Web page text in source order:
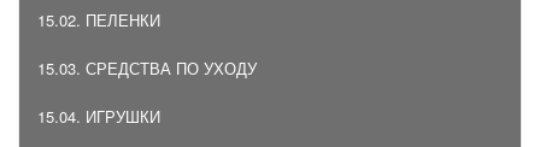
15.02. ПЕЛЕНКИ
15.03. СРЕДСТВА ПО УХОДУ
15.04. ИГРУШКИ